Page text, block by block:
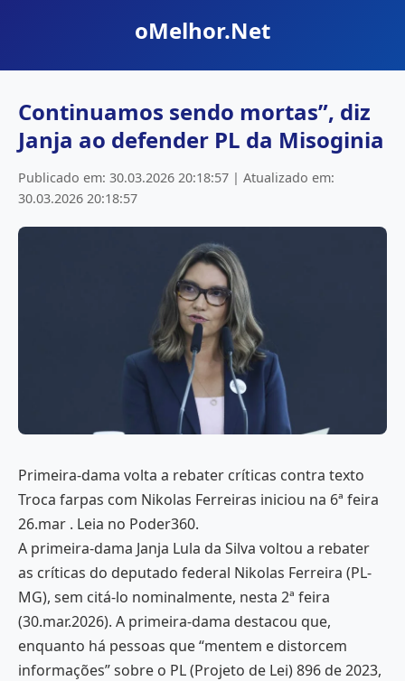
oMelhor.Net
Continuamos sendo mortas”, diz
Janja ao defender PL da Misoginia
Publicado em: 30.03.2026 20:18:57 | Atualizado em:
30.03.2026 20:18:57
Primeira-dama volta a rebater críticas contra texto
Troca farpas com Nikolas Ferreiras iniciou na 6ª feira
26.mar . Leia no Poder360.
A primeira-dama Janja Lula da Silva voltou a rebater
as críticas do deputado federal Nikolas Ferreira (PL-
MG), sem citá-lo nominalmente, nesta 2ª feira
(30.mar.2026). A primeira-dama destacou que,
enquanto há pessoas que “mentem e distorcem
informações” sobre o PL (Projeto de Lei) 896 de 2023,